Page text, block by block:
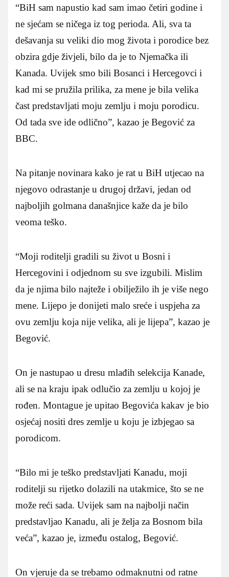
“BiH sam napustio kad sam imao četiri godine i
ne sjećam se ničega iz tog perioda. Ali, sva ta
dešavanja su veliki dio mog života i porodice bez
obzira gdje živjeli, bilo da je to Njemačka ili
Kanada. Uvijek smo bili Bosanci i Hercegovci i
kad mi se pružila prilika, za mene je bila velika
čast predstavljati moju zemlju i moju porodicu.
Od tada sve ide odlično”, kazao je Begović za
BBC.
Na pitanje novinara kako je rat u BiH utjecao na
njegovo odrastanje u drugoj državi, jedan od
najboljih golmana današnjice kaže da je bilo
veoma teško.
“Moji roditelji gradili su život u Bosni i
Hercegovini i odjednom su sve izgubili. Mislim
da je njima bilo najteže i obilježilo ih je više nego
mene. Lijepo je donijeti malo sreće i uspjeha za
ovu zemlju koja nije velika, ali je lijepa”, kazao je
Begović.
On je nastupao u dresu mlađih selekcija Kanade,
ali se na kraju ipak odlučio za zemlju u kojoj je
rođen. Montague je upitao Begovića kakav je bio
osjećaj nositi dres zemlje u koju je izbjegao sa
porodicom.
“Bilo mi je teško predstavljati Kanadu, moji
roditelji su rijetko dolazili na utakmice, što se ne
može reći sada. Uvijek sam na najbolji način
predstavljao Kanadu, ali je želja za Bosnom bila
veća”, kazao je, između ostalog, Begović.
On vjeruje da se trebamo odmaknutni od ratne